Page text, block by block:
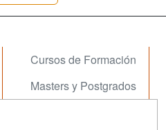
Cursos de Formación
Masters y Postgrados